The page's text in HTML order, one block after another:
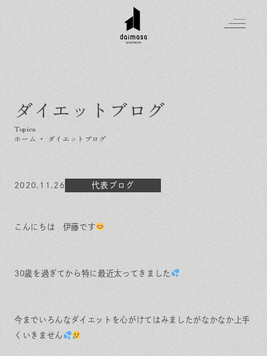
ダイエットブログ
ホーム ・ ダイエットブログ
2020.11.26 代表ブログ
こんにちは 伊藤です
30歳を過ぎてから特に最近太ってきました
今までいろんなダイエットを心がけてはみましたがなかなか上手
くいきません
Greeting
はじめましての方へ
Made in DAIMASA
オーダーメイドの住まい
住まいの特性
保証とサポート
For customer
施工実績
イベントを探す
気軽に相談会
よくある質問
Topics
イベント
会社概要
採用情報
Contact
お問い合わせ